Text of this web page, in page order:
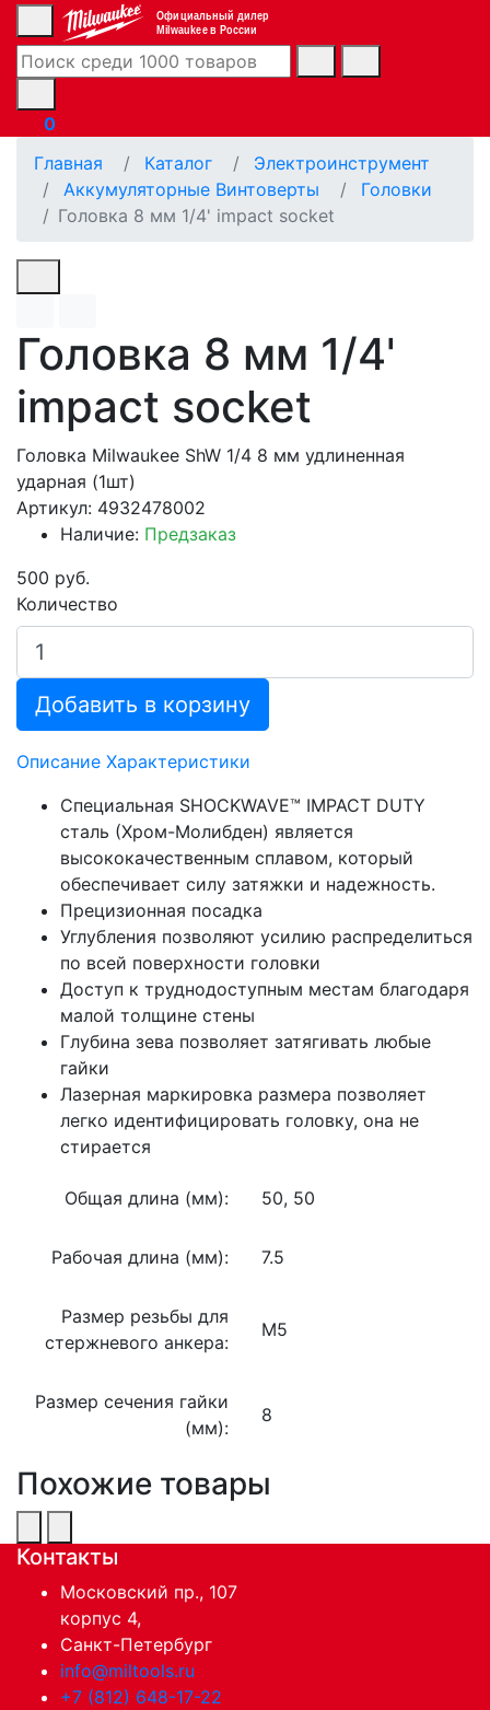
Официальный дилер
Milwaukee в России
0
Главная
Каталог
Электроинструмент
Аккумуляторные Винтоверты
Головки
Головка 8 мм 1/4' impact socket
Головка 8 мм 1/4'
impact socket
Головка Milwaukee ShW 1/4 8 мм удлиненная
ударная (1шт)
Артикул: 4932478002
Наличие: Предзаказ
500 руб.
Количество
Добавить в корзину
Описание Характеристики
Специальная SHOCKWAVE™ IMPACT DUTY
сталь (Хром-Молибден) является
высококачественным сплавом, который
обеспечивает силу затяжки и надежность.
Прецизионная посадка
Углубления позволяют усилию распределиться
по всей поверхности головки
Доступ к труднодоступным местам благодаря
малой толщине стены
Глубина зева позволяет затягивать любые
гайки
Лазерная маркировка размера позволяет
легко идентифицировать головку, она не
стирается
Общая длина (мм): 50, 50
Рабочая длина (мм): 7.5
Размер резьбы для
стержневого анкера:
M5
Размер сечения гайки
(мм):
8
Похожие товары
Контакты
Московский пр., 107
корпус 4,
Санкт-Петербург
info@miltools.ru
+7 (812) 648-17-22